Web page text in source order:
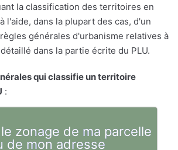
la classification des territoires en
l'aide, dans la plupart des cas, d'un
générales d'urbanisme relatives à
dans la partie écrite du PLU.
qui classifie un territoire
:
zonage de ma parcelle
de mon adresse